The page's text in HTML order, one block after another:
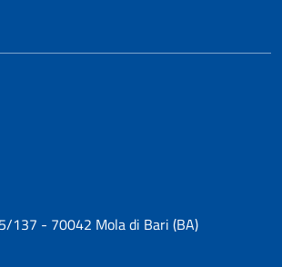
137 - 70042 Mola di Bari (BA)